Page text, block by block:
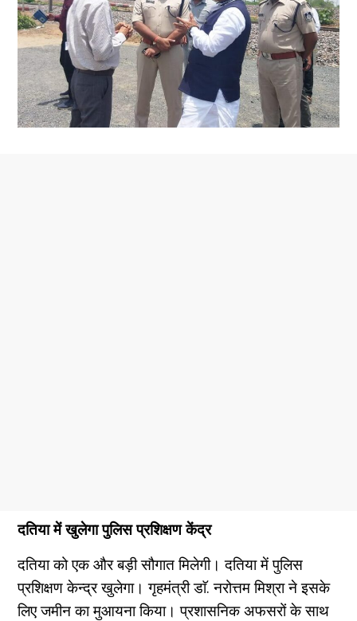
दतिया में खुलेगा पुलिस प्रशिक्षण केंद्र
दतिया को एक और बड़ी सौगात मिलेगी। दतिया में पुलिस
प्रशिक्षण केन्द्र खुलेगा। गृहमंत्री डाॅ. नरोत्तम मिश्रा ने इसके
लिए जमीन का मुआयना किया। प्रशासनिक अफसरों के साथ